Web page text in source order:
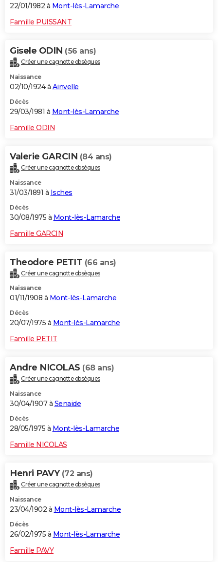
22/01/1982 à Mont-lès-Lamarche
Famille PUISSANT
Gisele ODIN (56 ans)
Créer une cagnotte obsèques
Naissance
02/10/1924 à Ainvelle
Décès
29/03/1981 à Mont-lès-Lamarche
Famille ODIN
Valerie GARCIN (84 ans)
Créer une cagnotte obsèques
Naissance
31/03/1891 à Isches
Décès
30/08/1975 à Mont-lès-Lamarche
Famille GARCIN
Theodore PETIT (66 ans)
Créer une cagnotte obsèques
Naissance
01/11/1908 à Mont-lès-Lamarche
Décès
20/07/1975 à Mont-lès-Lamarche
Famille PETIT
Andre NICOLAS (68 ans)
Créer une cagnotte obsèques
Naissance
30/04/1907 à Senaide
Décès
28/05/1975 à Mont-lès-Lamarche
Famille NICOLAS
Henri PAVY (72 ans)
Créer une cagnotte obsèques
Naissance
23/04/1902 à Mont-lès-Lamarche
Décès
26/02/1975 à Mont-lès-Lamarche
Famille PAVY